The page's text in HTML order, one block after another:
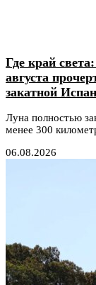
Где край
августа
закатной
Луна полностью
менее 300
06.08.2026